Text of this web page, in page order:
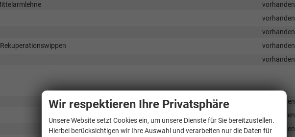
vorhanden
vorhanden
vorhanden
vorhanden
vorhanden
vorhanden
vorhanden
vorhanden
Wir respektieren Ihre Privatsphäre
Unsere Website setzt Cookies ein, um unsere Dienste für Sie bereitzustellen.
Hierbei berücksichtigen wir Ihre Auswahl und verarbeiten nur die Daten für